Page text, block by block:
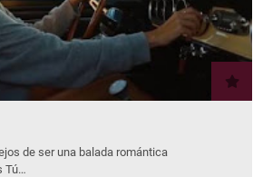
de ser una balada romántica
Tú…